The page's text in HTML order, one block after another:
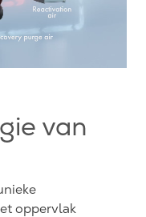
van
oppervlak